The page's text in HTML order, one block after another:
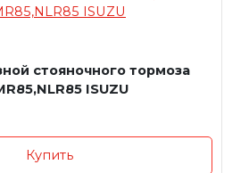
стояночного тормоза
ISUZU
Купить